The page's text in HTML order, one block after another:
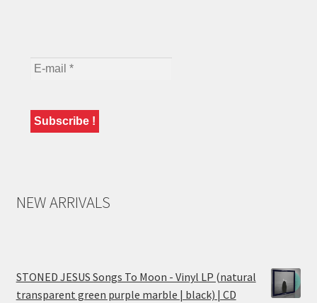
NEW ARRIVALS
STONED JESUS Songs To Moon - Vinyl LP (natural
transparent green purple marble | black) | CD